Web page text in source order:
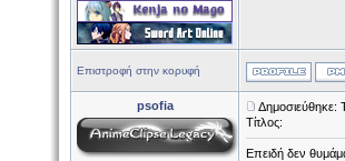
Επιστροφή στην κορυφή
psofia
Δημοσιεύθηκε:
Τίτλος:
Επειδή δεν